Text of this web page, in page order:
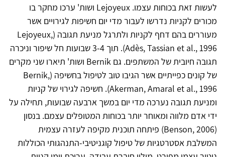
לעשות זאת בכוחות עצמו. Lejoyeux ושות' ערכו מחקר בו
מכורים לקניות נדרשו לעבור מדי יום חשיפות לגירויים אשר
מעוררים בהם דחף לקניות ולתרגל מניעת תגובה (Lejoyeux,
Adès, Tassian et al., 1996). תוך 3-4 שבועות חל שיפור וניכרה
תגובה חיובית של המשתפים. גם Bernik ושות' תיארו שני מקרים
של קונים כפייתיים אשר הגיבו טוב לטיפול בחשיפה (Bernik,
Akerman, Amaral et al., 1996). חשיפה לגירוי של קניות
ומניעת תגובה נערכה מדי יום במשך ארבעה שבועות, תחילה על
ידי אדם מלווה ומאוחר יותר בכוחות המטופלים עצמם. בנסון
(Benson, 2006) פיתחה תוכנית מקיפה לעזרה עצמית
המשלבת אסטרטגיות של טיפול קוגניטיבי-התנהגותי הכוללות